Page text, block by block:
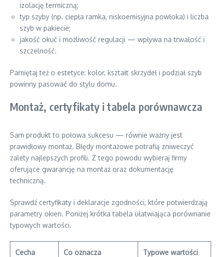
izolację termiczną;
typ szyby (np. ciepła ramka, niskoemisyjna powłoka) i liczba
szyb w pakiecie;
jakość okuć i możliwość regulacji — wpływa na trwałość i
szczelność.
Pamiętaj też o estetyce: kolor, kształt skrzydeł i podział szyb
powinny pasować do stylu domu.
Montaż, certyfikaty i tabela porównawcza
Sam produkt to połowa sukcesu — równie ważny jest
prawidłowy montaż. Błędy montażowe potrafią zniweczyć
zalety najlepszych profili. Z tego powodu wybieraj firmy
oferujące gwarancję na montaż oraz dokumentację
techniczną.
Sprawdź certyfikaty i deklaracje zgodności, które potwierdzają
parametry okien. Poniżej krótka tabela ułatwiająca porównanie
typowych wartości.
Cecha Co oznacza Typowe wartości